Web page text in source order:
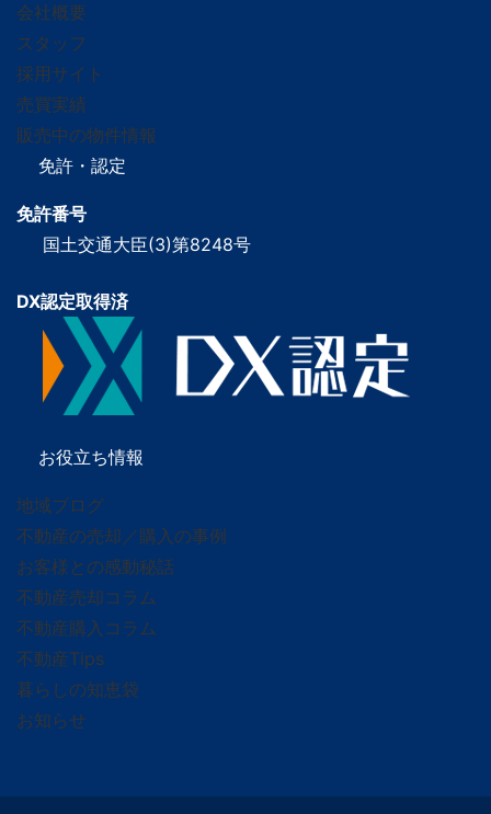
会社概要
スタッフ
採用サイト
売買実績
販売中の物件情報
免許・認定
免許番号
国土交通大臣(3)第8248号
DX認定取得済
お役立ち情報
地域ブログ
不動産の売却／購入の事例
お客様との感動秘話
不動産売却コラム
不動産購入コラム
不動産Tips
暮らしの知恵袋
お知らせ